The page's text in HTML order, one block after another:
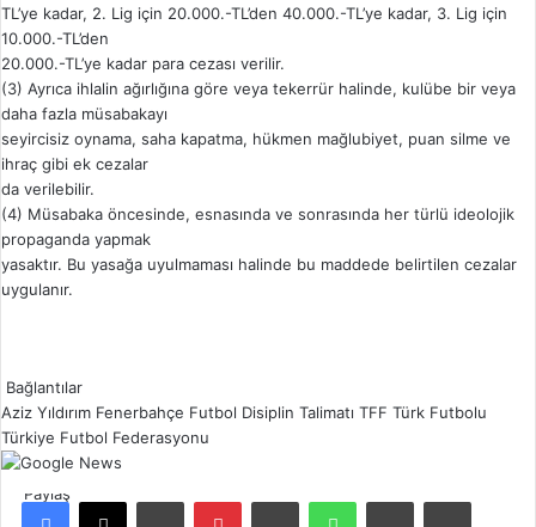
TL’ye kadar, 2. Lig için 20.000.-TL’den 40.000.-TL’ye kadar, 3. Lig için
10.000.-TL’den
20.000.-TL’ye kadar para cezası verilir.
(3) Ayrıca ihlalin ağırlığına göre veya tekerrür halinde, kulübe bir veya
daha fazla müsabakayı
seyircisiz oynama, saha kapatma, hükmen mağlubiyet, puan silme ve
ihraç gibi ek cezalar
da verilebilir.
(4) Müsabaka öncesinde, esnasında ve sonrasında her türlü ideolojik
propaganda yapmak
yasaktır. Bu yasağa uyulmaması halinde bu maddede belirtilen cezalar
uygulanır.
Bağlantılar
Aziz Yıldırım Fenerbahçe Futbol Disiplin Talimatı TFF Türk Futbolu
Türkiye Futbol Federasyonu
Paylaş